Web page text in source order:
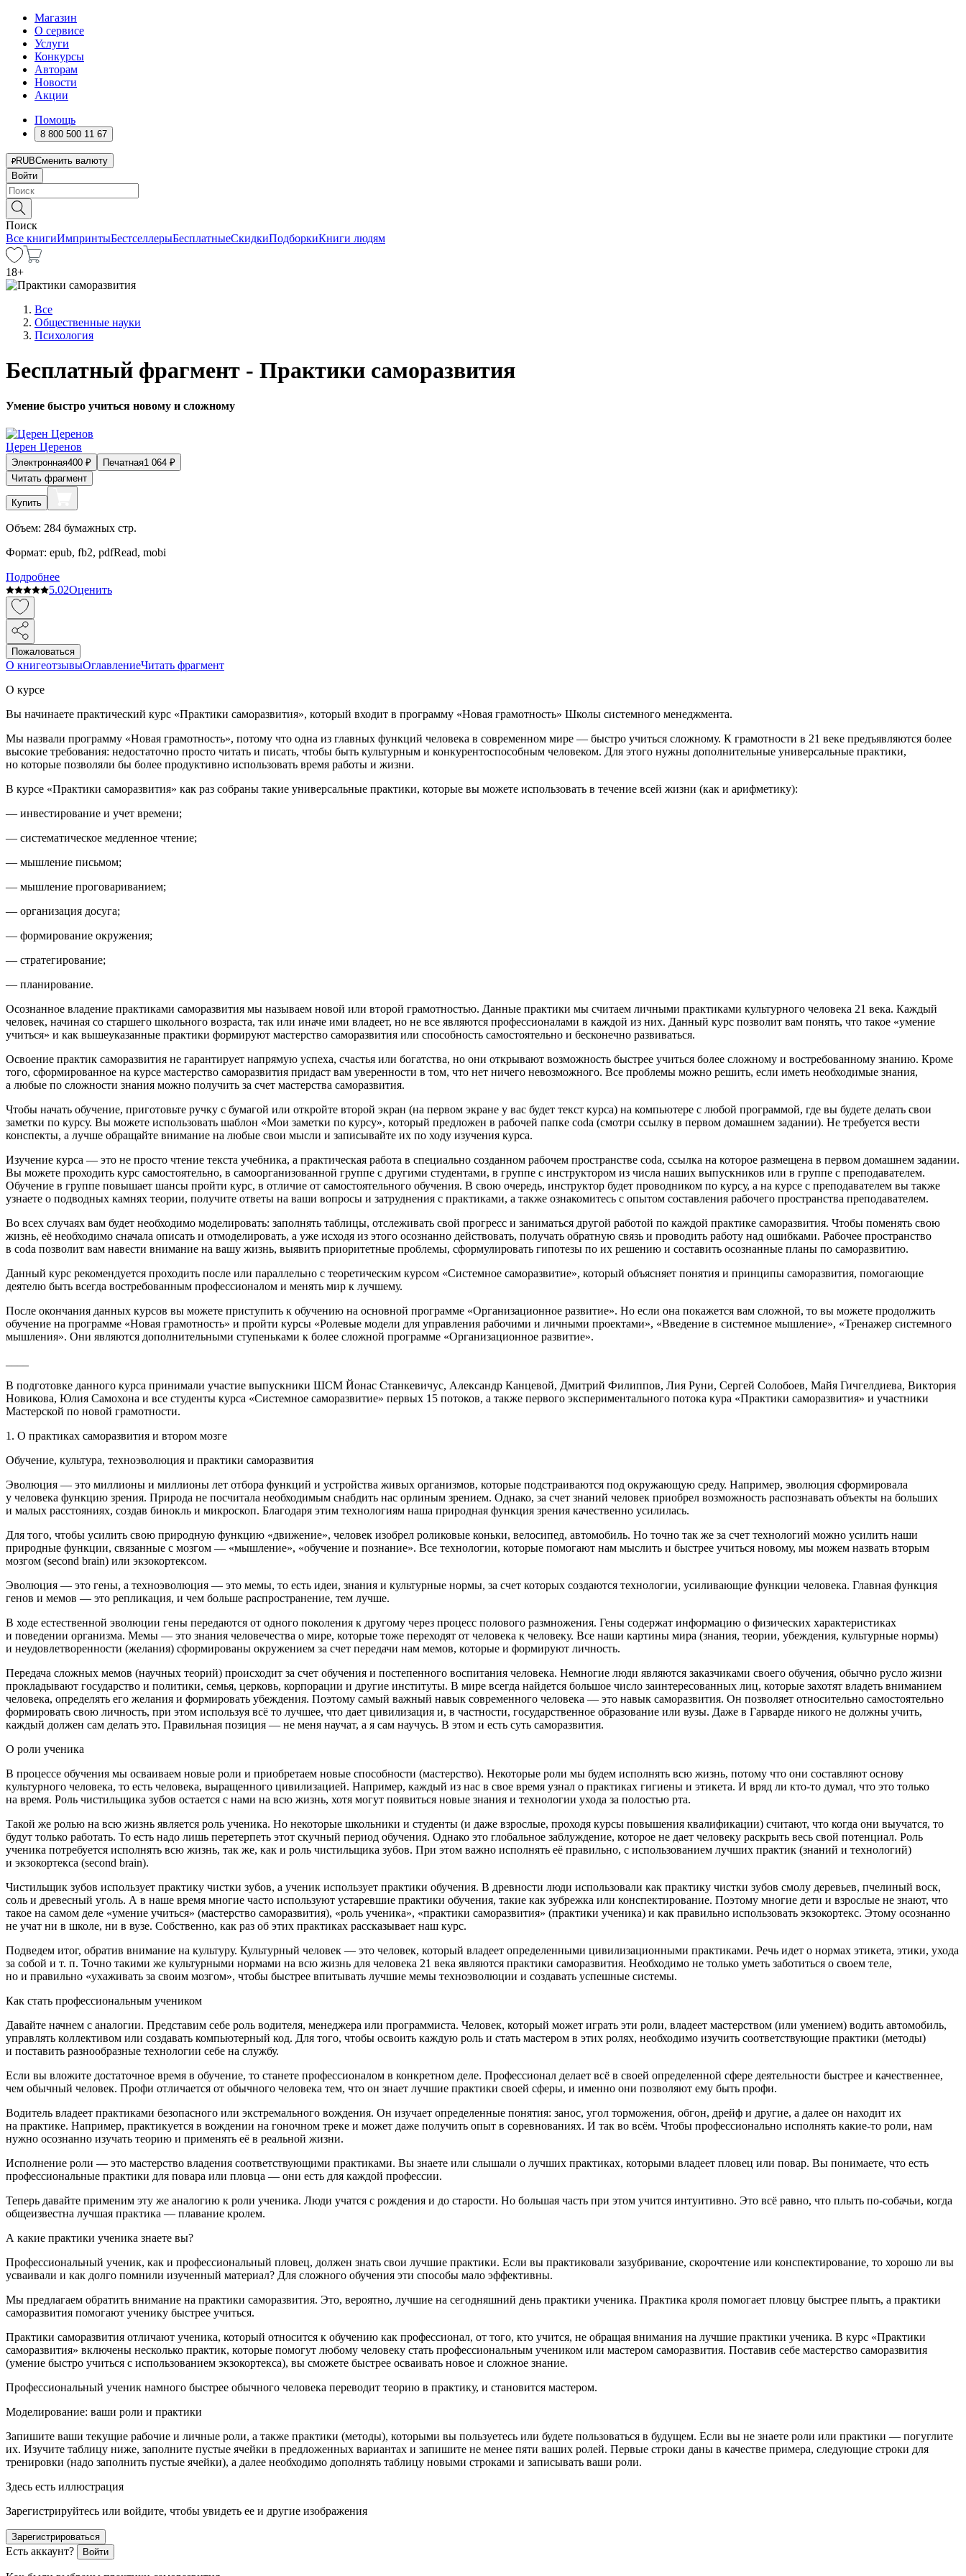
Магазин
О сервисе
Услуги
Конкурсы
Авторам
Новости
Акции
Помощь
8 800 500 11 67
RUBСменить валюту
Войти
Поиск
Все книгиИмпринтыБестселлерыБесплатныеСкидкиПодборкиКниги людям
18+
Все
Общественные науки
Психология
Бесплатный фрагмент - Практики саморазвития
Умение быстро учиться новому и сложному
Церен Церенов
Электронная400 ₽ Печатная1 064 ₽
Читать фрагмент
Купить
Объем: 284 бумажных стр.
Формат: epub, fb2, pdfRead, mobi
Подробнее
5.02Оценить
Пожаловаться
О книгеотзывыОглавлениеЧитать фрагмент
О курсе
Вы начинаете практический курс «Практики саморазвития», который входит в программу «Новая грамотность» Школы системного менеджмента.
Мы назвали программу «Новая грамотность», потому что одна из главных функций человека в современном мире — быстро учиться сложному. К грамотности в 21 веке предъявляются более
высокие требования: недостаточно просто читать и писать, чтобы быть культурным и конкурентоспособным человеком. Для этого нужны дополнительные универсальные практики,
но которые позволяли бы более продуктивно использовать время работы и жизни.
В курсе «Практики саморазвития» как раз собраны такие универсальные практики, которые вы можете использовать в течение всей жизни (как и арифметику):
— инвестирование и учет времени;
— систематическое медленное чтение;
— мышление письмом;
— мышление проговариванием;
— организация досуга;
— формирование окружения;
— стратегирование;
— планирование.
Осознанное владение практиками саморазвития мы называем новой или второй грамотностью. Данные практики мы считаем личными практиками культурного человека 21 века. Каждый
человек, начиная со старшего школьного возраста, так или иначе ими владеет, но не все являются профессионалами в каждой из них. Данный курс позволит вам понять, что такое «умение
учиться» и как вышеуказанные практики формируют мастерство саморазвития или способность самостоятельно и бесконечно развиваться.
Освоение практик саморазвития не гарантирует напрямую успеха, счастья или богатства, но они открывают возможность быстрее учиться более сложному и востребованному знанию. Кроме
того, сформированное на курсе мастерство саморазвития придаст вам уверенности в том, что нет ничего невозможного. Все проблемы можно решить, если иметь необходимые знания,
а любые по сложности знания можно получить за счет мастерства саморазвития.
Чтобы начать обучение, приготовьте ручку с бумагой или откройте второй экран (на первом экране у вас будет текст курса) на компьютере с любой программой, где вы будете делать свои
заметки по курсу. Вы можете использовать шаблон «Мои заметки по курсу», который предложен в рабочей папке coda (смотри ссылку в первом домашнем задании). Не требуется вести
конспекты, а лучше обращайте внимание на любые свои мысли и записывайте их по ходу изучения курса.
Изучение курса — это не просто чтение текста учебника, а практическая работа в специально созданном рабочем пространстве coda, ссылка на которое размещена в первом домашнем задании.
Вы можете проходить курс самостоятельно, в самоорганизованной группе с другими студентами, в группе с инструктором из числа наших выпускников или в группе с преподавателем.
Обучение в группе повышает шансы пройти курс, в отличие от самостоятельного обучения. В свою очередь, инструктор будет проводником по курсу, а на курсе с преподавателем вы также
узнаете о подводных камнях теории, получите ответы на ваши вопросы и затруднения с практиками, а также ознакомитесь с опытом составления рабочего пространства преподавателем.
Во всех случаях вам будет необходимо моделировать: заполнять таблицы, отслеживать свой прогресс и заниматься другой работой по каждой практике саморазвития. Чтобы поменять свою
жизнь, её необходимо сначала описать и отмоделировать, а уже исходя из этого осознанно действовать, получать обратную связь и проводить работу над ошибками. Рабочее пространство
в coda позволит вам навести внимание на вашу жизнь, выявить приоритетные проблемы, сформулировать гипотезы по их решению и составить осознанные планы по саморазвитию.
Данный курс рекомендуется проходить после или параллельно с теоретическим курсом «Системное саморазвитие», который объясняет понятия и принципы саморазвития, помогающие
деятелю быть всегда востребованным профессионалом и менять мир к лучшему.
После окончания данных курсов вы можете приступить к обучению на основной программе «Организационное развитие». Но если она покажется вам сложной, то вы можете продолжить
обучение на программе «Новая грамотность» и пройти курсы «Ролевые модели для управления рабочими и личными проектами», «Введение в системное мышление», «Тренажер системного
мышления». Они являются дополнительными ступеньками к более сложной программе «Организационное развитие».
В подготовке данного курса принимали участие выпускники ШСМ Йонас Станкевичус, Александр Канцевой, Дмитрий Филиппов, Лия Руни, Сергей Солобоев, Майя Гичгелдиева, Виктория
Новикова, Юлия Самохона и все студенты курса «Системное саморазвитие» первых 15 потоков, а также первого экспериментального потока кура «Практики саморазвития» и участники
Мастерской по новой грамотности.
1. О практиках саморазвития и втором мозге
Обучение, культура, техноэволюция и практики саморазвития
Эволюция — это миллионы и миллионы лет отбора функций и устройства живых организмов, которые подстраиваются под окружающую среду. Например, эволюция сформировала
у человека функцию зрения. Природа не посчитала необходимым снабдить нас орлиным зрением. Однако, за счет знаний человек приобрел возможность распознавать объекты на больших
и малых расстояниях, создав бинокль и микроскоп. Благодаря этим технологиям наша природная функция зрения качественно усилилась.
Для того, чтобы усилить свою природную функцию «движение», человек изобрел роликовые коньки, велосипед, автомобиль. Но точно так же за счет технологий можно усилить наши
природные функции, связанные с мозгом — «мышление», «обучение и познание». Все технологии, которые помогают нам мыслить и быстрее учиться новому, мы можем назвать вторым
мозгом (second brain) или экзокортексом.
Эволюция — это гены, а техноэволюция — это мемы, то есть идеи, знания и культурные нормы, за счет которых создаются технологии, усиливающие функции человека. Главная функция
генов и мемов — это репликация, и чем больше распространение, тем лучше.
В ходе естественной эволюции гены передаются от одного поколения к другому через процесс полового размножения. Гены содержат информацию о физических характеристиках
и поведении организма. Мемы — это знания человечества о мире, которые тоже переходят от человека к человеку. Все наши картины мира (знания, теории, убеждения, культурные нормы)
и неудовлетворенности (желания) сформированы окружением за счет передачи нам мемов, которые и формируют личность.
Передача сложных мемов (научных теорий) происходит за счет обучения и постепенного воспитания человека. Немногие люди являются заказчиками своего обучения, обычно русло жизни
прокладывают государство и политики, семья, церковь, корпорации и другие институты. В мире всегда найдется большое число заинтересованных лиц, которые захотят владеть вниманием
человека, определять его желания и формировать убеждения. Поэтому самый важный навык современного человека — это навык саморазвития. Он позволяет относительно самостоятельно
формировать свою личность, при этом используя всё то лучшее, что дает цивилизация и, в частности, государственное образование или вузы. Даже в Гарварде никого не должны учить,
каждый должен сам делать это. Правильная позиция — не меня научат, а я сам научусь. В этом и есть суть саморазвития.
О роли ученика
В процессе обучения мы осваиваем новые роли и приобретаем новые способности (мастерство). Некоторые роли мы будем исполнять всю жизнь, потому что они составляют основу
культурного человека, то есть человека, выращенного цивилизацией. Например, каждый из нас в свое время узнал о практиках гигиены и этикета. И вряд ли кто-то думал, что это только
на время. Роль чистильщика зубов остается с нами на всю жизнь, хотя могут появиться новые знания и технологии ухода за полостью рта.
Такой же ролью на всю жизнь является роль ученика. Но некоторые школьники и студенты (и даже взрослые, проходя курсы повышения квалификации) считают, что когда они выучатся, то
будут только работать. То есть надо лишь перетерпеть этот скучный период обучения. Однако это глобальное заблуждение, которое не дает человеку раскрыть весь свой потенциал. Роль
ученика потребуется исполнять всю жизнь, так же, как и роль чистильщика зубов. При этом важно исполнять её правильно, с использованием лучших практик (знаний и технологий)
и экзокортекса (second brain).
Чистильщик зубов использует практику чистки зубов, а ученик использует практики обучения. В древности люди использовали как практику чистки зубов смолу деревьев, пчелиный воск,
соль и древесный уголь. А в наше время многие часто используют устаревшие практики обучения, такие как зубрежка или конспектирование. Поэтому многие дети и взрослые не знают, что
такое на самом деле «умение учиться» (мастерство саморазвития), «роль ученика», «практики саморазвития» (практики ученика) и как правильно использовать экзокортекс. Этому осознанно
не учат ни в школе, ни в вузе. Собственно, как раз об этих практиках рассказывает наш курс.
Подведем итог, обратив внимание на культуру. Культурный человек — это человек, который владеет определенными цивилизационными практиками. Речь идет о нормах этикета, этики, ухода
за собой и т. п. Точно такими же культурными нормами на всю жизнь для человека 21 века являются практики саморазвития. Необходимо не только уметь заботиться о своем теле,
но и правильно «ухаживать за своим мозгом», чтобы быстрее впитывать лучшие мемы техноэволюции и создавать успешные системы.
Как стать профессиональным учеником
Давайте начнем с аналогии. Представим себе роль водителя, менеджера или программиста. Человек, который может играть эти роли, владеет мастерством (или умением) водить автомобиль,
управлять коллективом или создавать компьютерный код. Для того, чтобы освоить каждую роль и стать мастером в этих ролях, необходимо изучить соответствующие практики (методы)
и поставить разнообразные технологии себе на службу.
Если вы вложите достаточное время в обучение, то станете профессионалом в конкретном деле. Профессионал делает всё в своей определенной сфере деятельности быстрее и качественнее,
чем обычный человек. Профи отличается от обычного человека тем, что он знает лучшие практики своей сферы, и именно они позволяют ему быть профи.
Водитель владеет практиками безопасного или экстремального вождения. Он изучает определенные понятия: занос, угол торможения, обгон, дрейф и другие, а далее он находит их
на практике. Например, практикуется в вождении на гоночном треке и может даже получить опыт в соревнованиях. И так во всём. Чтобы профессионально исполнять какие-то роли, нам
нужно осознанно изучать теорию и применять её в реальной жизни.
Исполнение роли — это мастерство владения соответствующими практиками. Вы знаете или слышали о лучших практиках, которыми владеет пловец или повар. Вы понимаете, что есть
профессиональные практики для повара или пловца — они есть для каждой профессии.
Теперь давайте применим эту же аналогию к роли ученика. Люди учатся с рождения и до старости. Но большая часть при этом учится интуитивно. Это всё равно, что плыть по-собачьи, когда
общеизвестна лучшая практика — плавание кролем.
А какие практики ученика знаете вы?
Профессиональный ученик, как и профессиональный пловец, должен знать свои лучшие практики. Если вы практиковали зазубривание, скорочтение или конспектирование, то хорошо ли вы
усваивали и как долго помнили изученный материал? Для сложного обучения эти способы мало эффективны.
Мы предлагаем обратить внимание на практики саморазвития. Это, вероятно, лучшие на сегодняшний день практики ученика. Практика кроля помогает пловцу быстрее плыть, а практики
саморазвития помогают ученику быстрее учиться.
Практики саморазвития отличают ученика, который относится к обучению как профессионал, от того, кто учится, не обращая внимания на лучшие практики ученика. В курс «Практики
саморазвития» включены несколько практик, которые помогут любому человеку стать профессиональным учеником или мастером саморазвития. Поставив себе мастерство саморазвития
(умение быстро учиться с использованием экзокортекса), вы сможете быстрее осваивать новое и сложное знание.
Профессиональный ученик намного быстрее обычного человека переводит теорию в практику, и становится мастером.
Моделирование: ваши роли и практики
Запишите ваши текущие рабочие и личные роли, а также практики (методы), которыми вы пользуетесь или будете пользоваться в будущем. Если вы не знаете роли или практики — погуглите
их. Изучите таблицу ниже, заполните пустые ячейки в предложенных вариантах и запишите не менее пяти ваших ролей. Первые строки даны в качестве примера, следующие строки для
тренировки (надо заполнить пустые ячейки), а далее необходимо дополнять таблицу новыми строками и записывать ваши роли.
Здесь есть иллюстрация
Зарегистрируйтесь или войдите, чтобы увидеть ее и другие изображения
Зарегистрироваться
Есть аккаунт? Войти